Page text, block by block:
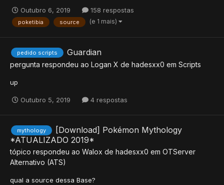
Outubro 6, 2019 158 respostas
poketibia source (e 1 mais)
pedido scripts Guardian
pergunta respondeu ao Logan X de hadesxx0 em Scripts
up
Outubro 5, 2019 4 respostas
mythology
[Download] Pokémon Mythology
*ATUALIZADO 2019*
tópico respondeu ao Walox de hadesxx0 em OTServer
Alternativo (ATS)
qual a source dessa Base?